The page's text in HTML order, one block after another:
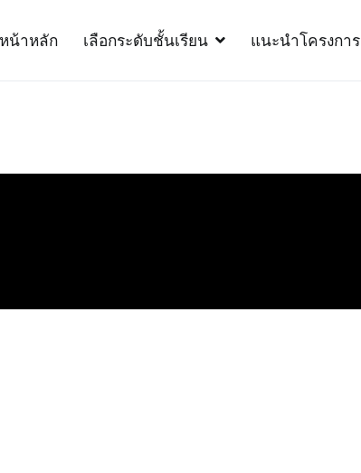
หน้าหลัก เลือกระดับชั้นเรียน แนะนำโครงการ